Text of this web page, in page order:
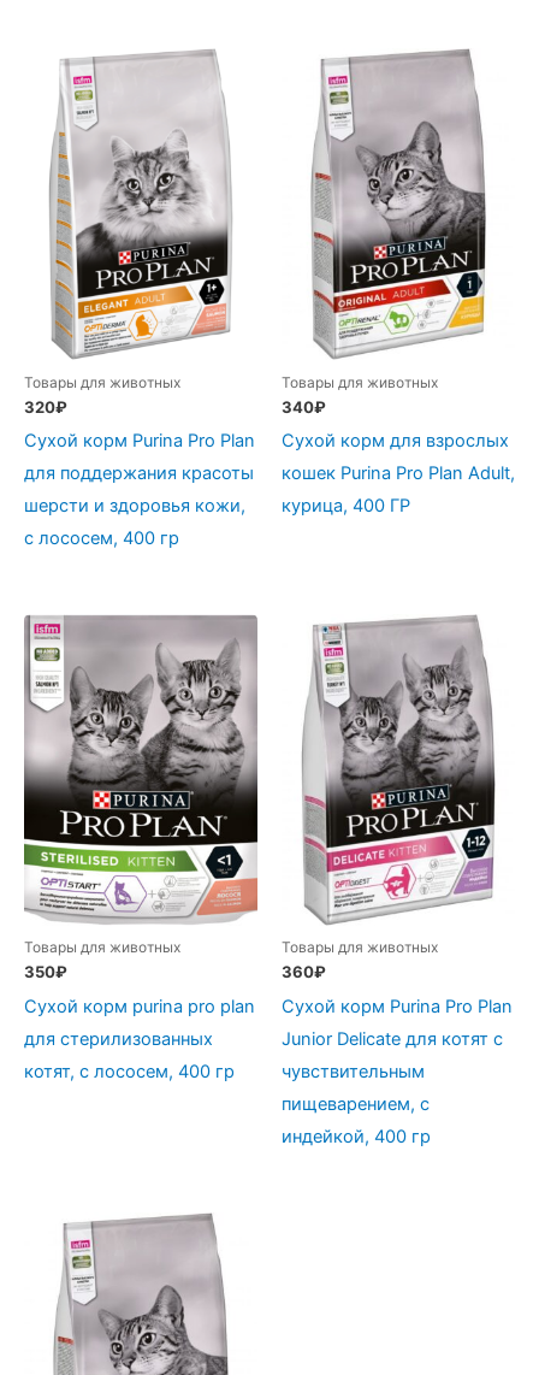
Товары для животных
320₽
Сухой корм Purina Pro Plan
для поддержания красоты
шерсти и здоровья кожи,
с лососем, 400 гр
Товары для животных
340₽
Сухой корм для взрослых
кошек Purina Pro Plan Adult,
курица, 400 ГР
Товары для животных
350₽
Сухой корм purina pro plan
для стерилизованных
котят, с лососем, 400 гр
Товары для животных
360₽
Сухой корм Purina Pro Plan
Junior Delicate для котят с
чувствительным
пищеварением, с
индейкой, 400 гр